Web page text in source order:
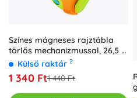
Színes mágneses rajztábla
törlős mechanizmussal, 26,5 ×
18,5 cm, fogantyúval
Külső raktár ?
1 340 Ft1 440 Ft